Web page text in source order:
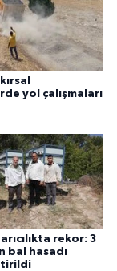
yol çalışmaları
rekor: 3
bal hasadı